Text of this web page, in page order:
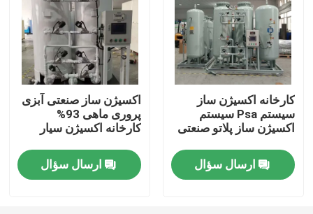
مولد گاز نیتروژن
دستگاه اکسیژن ساز صنعتی
مولد نیتروژن مایع
سیستم اکسیژن ساز
کارخانه اکسیژن ساز
سیستم Psa سیستم
اکسیژن ساز پلاتو صنعتی
ارسال سؤال
اکسیژن ساز صنعتی آبزی
پروری ماهی 93%
کارخانه اکسیژن سیار
ارسال سؤال